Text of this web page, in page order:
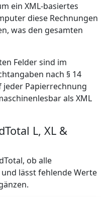
ein XML-basiertes
diese Rechnungen
was den gesamten
Felder sind im
nach § 14
jeder Papierrechnung
als XML
L, XL &
ob alle
lässt fehlende Werte